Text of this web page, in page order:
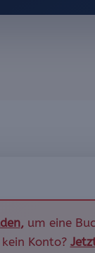
, um eine
kein Konto?